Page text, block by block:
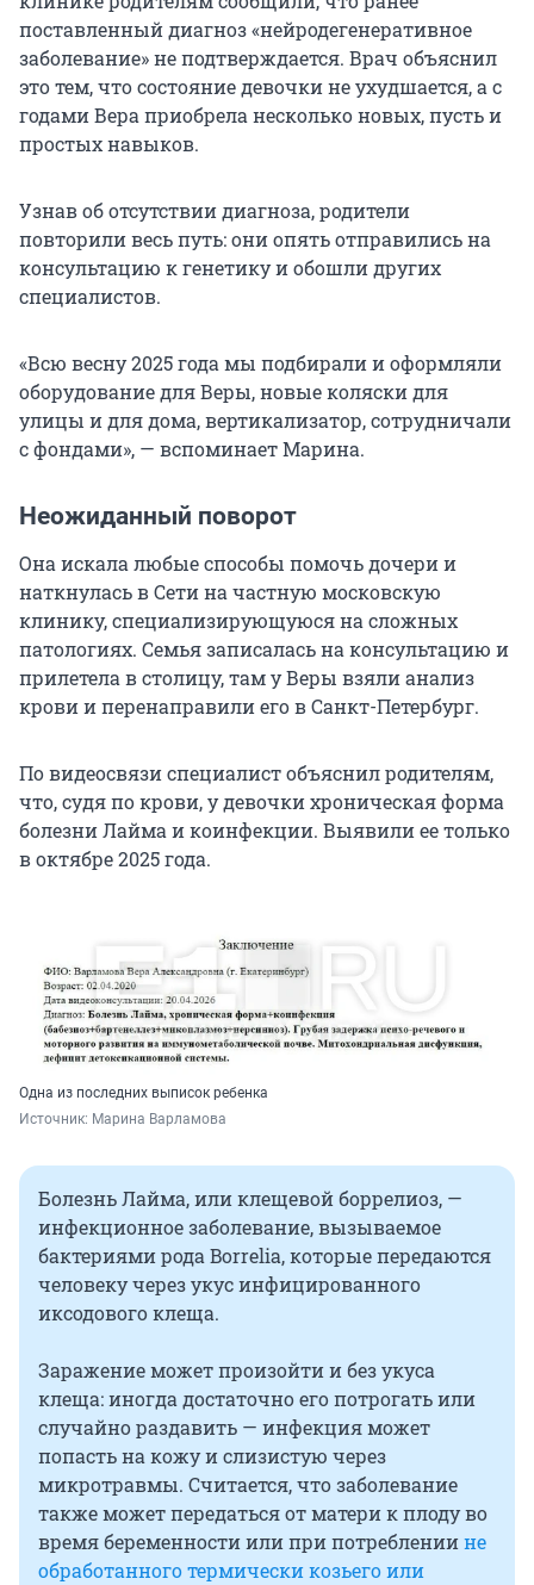
поставленный диагноз «нейродегенеративное
заболевание» не подтверждается. Врач объяснил
это тем, что состояние девочки не ухудшается, а с
годами Вера приобрела несколько новых, пусть и
простых навыков.
Узнав об отсутствии диагноза, родители
повторили весь путь: они опять отправились на
консультацию к генетику и обошли других
специалистов.
«Всю весну 2025 года мы подбирали и оформляли
оборудование для Веры, новые коляски для
улицы и для дома, вертикализатор, сотрудничали
с фондами», — вспоминает Марина.
Неожиданный поворот
Она искала любые способы помочь дочери и
наткнулась в Сети на частную московскую
клинику, специализирующуюся на сложных
патологиях. Семья записалась на консультацию и
прилетела в столицу, там у Веры взяли анализ
крови и перенаправили его в Санкт-Петербург.
По видеосвязи специалист объяснил родителям,
что, судя по крови, у девочки хроническая форма
болезни Лайма и коинфекции. Выявили ее только
в октябре 2025 года.
Одна из последних выписок ребенка
Источник: Марина Варламова
Болезнь Лайма, или клещевой боррелиоз, —
инфекционное заболевание, вызываемое
бактериями рода Borrelia, которые передаются
человеку через укус инфицированного
иксодового клеща.
Заражение может произойти и без укуса
клеща: иногда достаточно его потрогать или
случайно раздавить — инфекция может
попасть на кожу и слизистую через
микротравмы. Считается, что заболевание
также может передаться от матери к плоду во
время беременности или при потреблениине
обработанного термически козьего или